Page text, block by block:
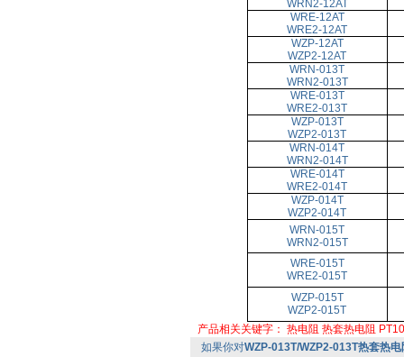
WRN2-12AT
WRE-12AT
WRE2-12AT
WZP-12AT
WZP2-12AT
WRN-013T
WRN2-013T
WRE-013T
WRE2-013T
WZP-013T
WZP2-013T
WRN-014T
WRN2-014T
WRE-014T
WRE2-014T
WZP-014T
WZP2-014T
WRN-015T
WRN2-015T
WRE-015T
WRE2-015T
WZP-015T
WZP2-015T
产品相关关键字： 热电阻 热套热电阻
如果你对WZP-013T/WZP2-013T热套热